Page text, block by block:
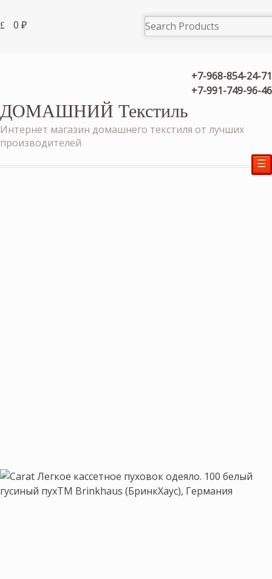
0 ₽
+7-968-854-24-71
+7-991-749-96-46
ДОМАШНИЙ Текстиль
Интернет магазин домашнего текстиля от лучших
производителей
☰